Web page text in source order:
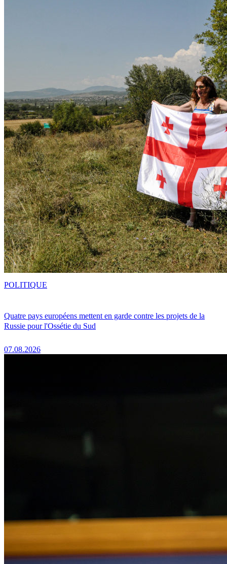
Quatre pays européens mettent en garde contre les projets de la
Russie pour l'Ossétie du Sud
07.08.2026
POLITIQUE